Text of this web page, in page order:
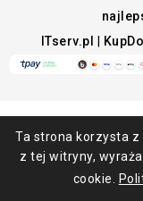
Ta strona korzysta z
z tej witryny,
cookie.
ITserv.pl